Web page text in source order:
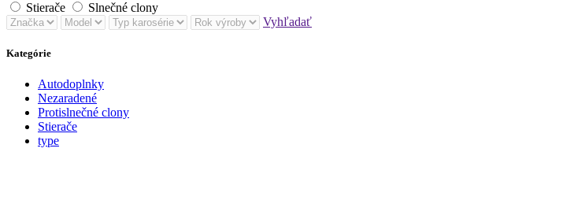
Stierače
Slnečné clony
Vyhľadať
Kategórie
Autodoplnky
Nezaradené
Protislnečné clony
Stierače
type